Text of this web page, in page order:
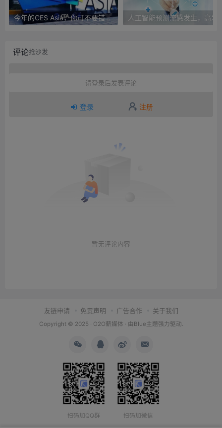
今年的CES Asia，你可不要错过这些自动驾驶看点
评论抢沙发
请登录后发表评论
登录 注册
暂无评论内容
友链申请 免责声明 广告合作 关于我们
Copyright © 2025 · O2O薪媒体 · 由 Blue主题强力驱动.
扫码加QQ群 扫码加微信